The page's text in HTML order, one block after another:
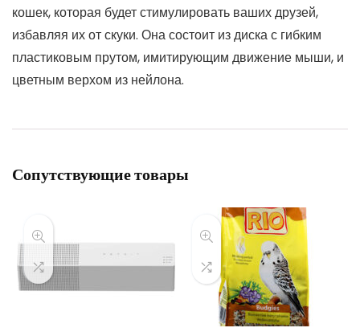
кошек, которая будет стимулировать ваших друзей,
избавляя их от скуки. Она состоит из диска с гибким
пластиковым прутом, имитирующим движение мыши, и
цветным верхом из нейлона.
Сопутствующие товары